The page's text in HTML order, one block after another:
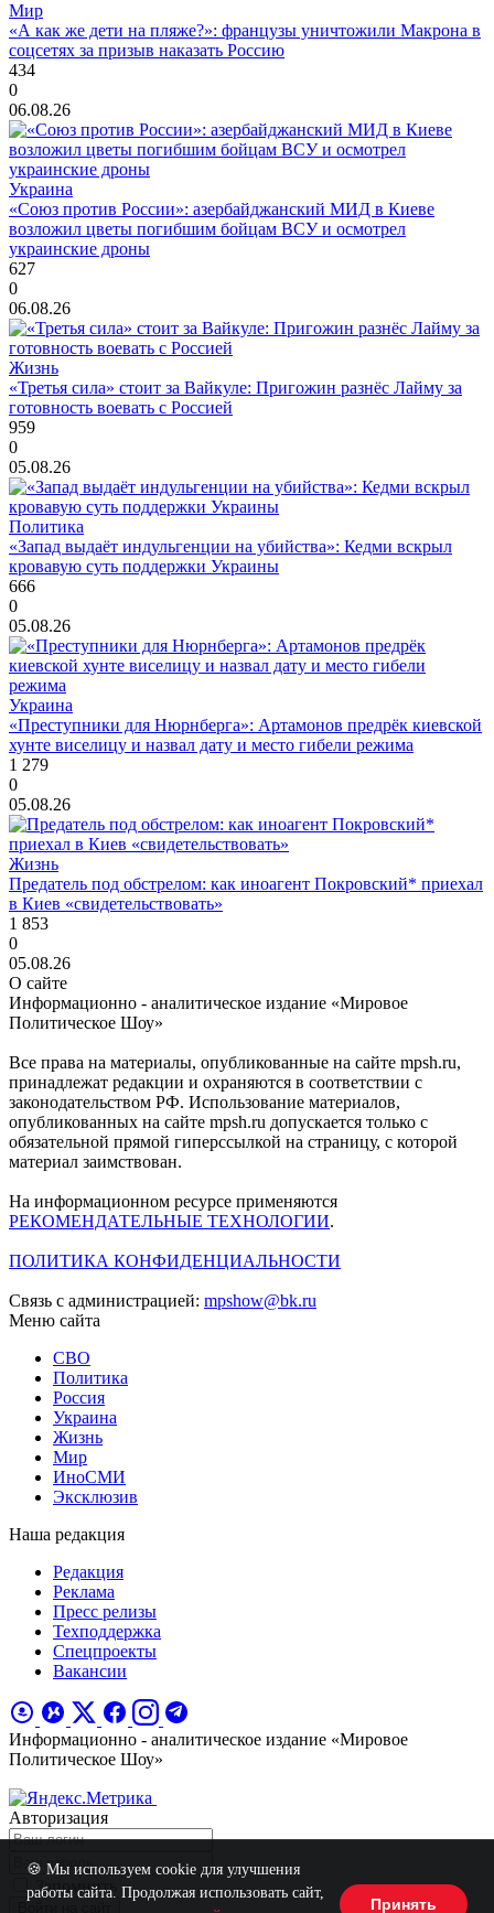
Мир
«А как же дети на пляже?»: французы уничтожили Макрона в
соцсетях за призыв наказать Россию
434
0
06.08.26
Украина
«Союз против России»: азербайджанский МИД в Киеве
возложил цветы погибшим бойцам ВСУ и осмотрел
украинские дроны
627
0
06.08.26
Жизнь
«Третья сила» стоит за Вайкуле: Пригожин разнёс Лайму за
готовность воевать с Россией
959
0
05.08.26
Политика
«Запад выдаёт индульгенции на убийства»: Кедми вскрыл
кровавую суть поддержки Украины
666
0
05.08.26
Украина
«Преступники для Нюрнберга»: Артамонов предрёк киевской
хунте виселицу и назвал дату и место гибели режима
1 279
0
05.08.26
Жизнь
Предатель под обстрелом: как иноагент Покровский* приехал
в Киев «свидетельствовать»
1 853
0
05.08.26
О сайте
Информационно - аналитическое издание «Мировое
Политическое Шоу»
Все права на материалы, опубликованные на сайте mpsh.ru,
принадлежат редакции и охраняются в соответствии с
законодательством РФ. Использование материалов,
опубликованных на сайте mpsh.ru допускается только с
обязательной прямой гиперссылкой на страницу, с которой
материал заимствован.
На информационном ресурсе применяются
РЕКОМЕНДАТЕЛЬНЫЕ ТЕХНОЛОГИИ.
ПОЛИТИКА КОНФИДЕНЦИАЛЬНОСТИ
Связь с администрацией: mpshow@bk.ru
Меню сайта
СВО
Политика
Россия
Украина
Жизнь
Мир
ИноСМИ
Эксклюзив
Наша редакция
Редакция
Реклама
Пресс релизы
Техподдержка
Спецпроекты
Вакансии
Информационно - аналитическое издание «Мировое
Политическое Шоу»
Авторизация
Запомнить
🍪 Мы используем cookie для улучшения
работы сайта. Продолжая использовать сайт,
Принять